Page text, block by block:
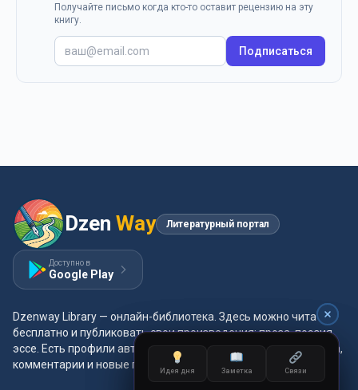
Получайте письмо когда кто-то оставит рецензию на эту
книгу.
Подписаться
Dzen Way Литературный портал
Доступно в
Google Play
Dzenway Library — онлайн-библиотека. Здесь можно читать
бесплатно и публиковать свои произведения: проза, поэзия,
эссе. Есть профили авторов, жанры и метки, удобная читалка,
комментарии и новые главы каждый день.
Идея дня Заметка Связи
Идея дня Заметка Связи